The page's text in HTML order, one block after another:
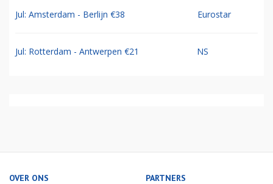
Jul: Amsterdam - Berlijn €38 Eurostar
Jul: Rotterdam - Antwerpen €21 NS
OVER ONS PARTNERS